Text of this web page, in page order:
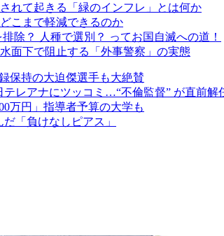
れて起きる「緑のインフレ」とは何か
こまで軽減できるのか
除？ 人種で選別？ ってお国自滅への道！
面下で阻止する「外事警察」の実態
保持の大迫傑選手も大絶賛
レアナにツッコミ…“不倫監督” が直前解
万円」指導者予算の大学も
「負けなしピアス」